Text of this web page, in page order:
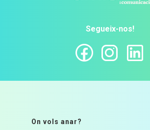
Segueix-nos!
On vols anar?